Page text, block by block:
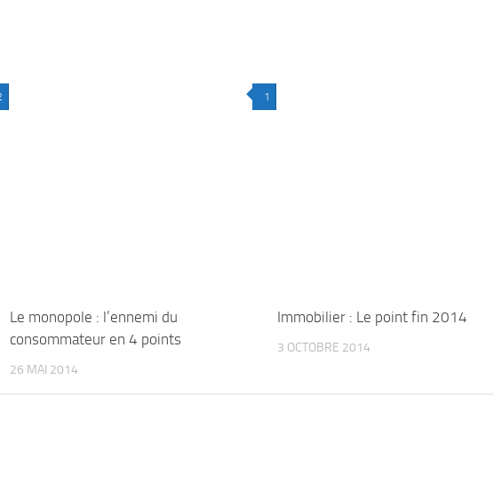
1
Le monopole : l’ennemi du
consommateur en 4 points
26 MAI 2014
Immobilier : Le point fin 2014
3 OCTOBRE 2014